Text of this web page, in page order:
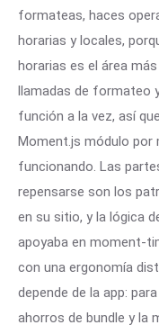
formateas, haces
horarias y locales,
horarias es el área
llamadas de formateo
función a la vez, así
Moment.js módulo por
funcionando. Las
repensarse son los
en su sitio, y la lógica
apoyaba en moment-
con una ergonomía
depende de la app:
ahorros de bundle y la